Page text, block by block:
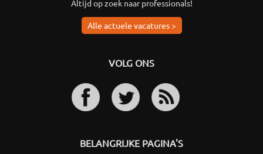
Altijd op zoek naar professionals!
Alle actuele vacatures >
VOLG ONS
BELANGRIJKE PAGINA'S